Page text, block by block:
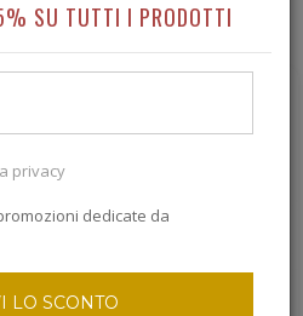
SU TUTTI I PRODOTTI
privacy
dedicate da
LO SCONTO